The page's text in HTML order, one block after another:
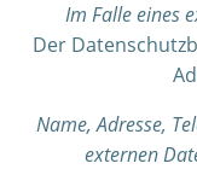
Im Falle eines
Der
Name, Adresse,
externen